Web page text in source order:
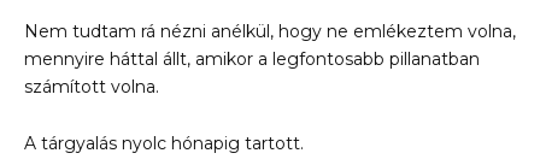
Nem tudtam rá nézni anélkül, hogy ne emlékeztem volna,
mennyire háttal állt, amikor a legfontosabb pillanatban
számított volna.
A tárgyalás nyolc hónapig tartott.